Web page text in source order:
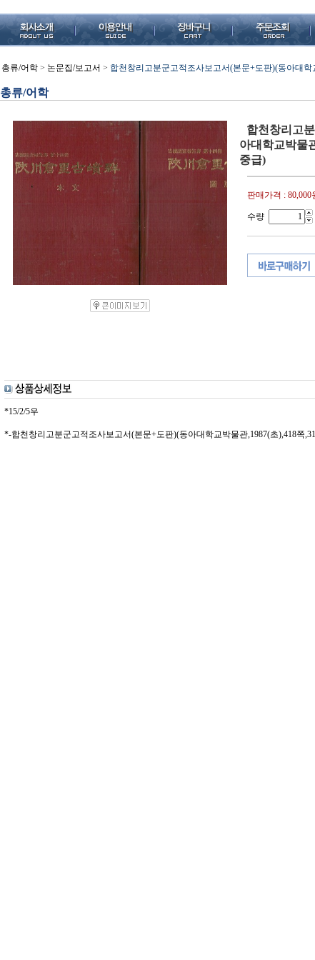
총류/어학 > 논문집/보고서 > 합천창리고분군고적조사보고서(본문+도판)(동아대
총류/어학
합천창리고
아대학교박물
중급)
판매가격 : 80,000
수량
*15/2/5우
*-합천창리고분군고적조사보고서(본문+도판)(동아대학교박물관,1987(초),418쪽